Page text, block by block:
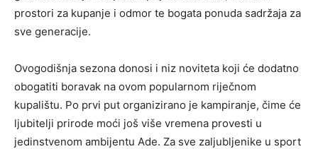
prostori za kupanje i odmor te bogata ponuda sadržaja za
sve generacije.
Ovogodišnja sezona donosi i niz noviteta koji će dodatno
obogatiti boravak na ovom popularnom riječnom
kupalištu. Po prvi put organizirano je kampiranje, čime će
ljubitelji prirode moći još više vremena provesti u
jedinstvenom ambijentu Ade. Za sve zaljubljenike u sport